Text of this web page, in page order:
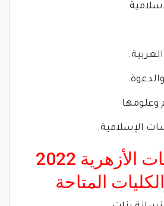
وعلومها
الإسلامية.
تنسيق الكليات الأزهرية 2022
المتاحة